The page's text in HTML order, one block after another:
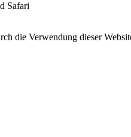
Safari
die Verwendung dieser